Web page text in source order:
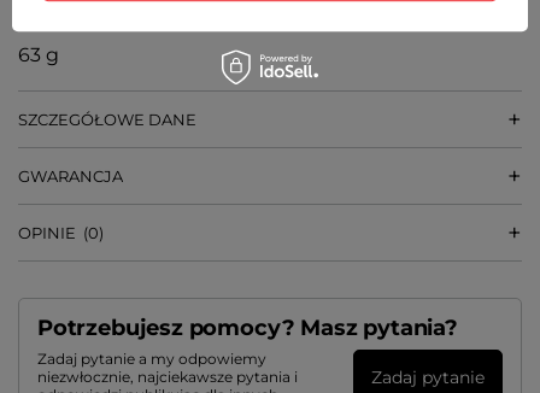
63 g
SZCZEGÓŁOWE DANE
GWARANCJA
OPINIE (0)
Potrzebujesz pomocy? Masz pytania?
Zadaj pytanie a my odpowiemy
niezwłocznie, najciekawsze pytania i
Zadaj pytanie